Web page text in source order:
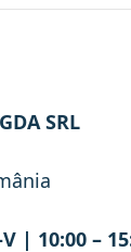
SRL
| 10:00 –